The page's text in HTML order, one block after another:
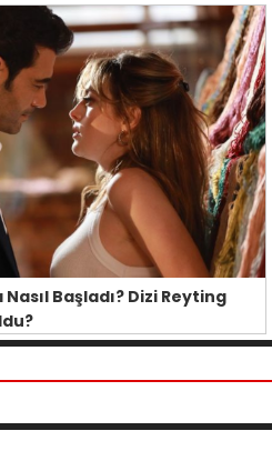
Başladı? Dizi Reyting